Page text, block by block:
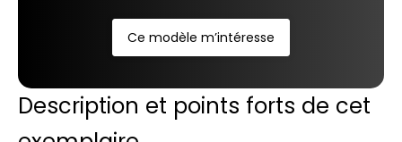
Ce modèle m’intéresse
Description et points forts de cet